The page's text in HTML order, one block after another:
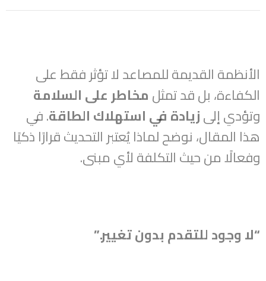
الأنظمة القديمة للمصاعد لا تؤثر فقط على
الكفاءة، بل قد تمثلمخاطر على السلامة
وتؤدي إلىزيادة في استهلاك الطاقة. في
هذا المقال، نوضح لماذا يُعتبر التحديث قرارًا ذكيًا
وفعالًا من حيث التكلفة لأي مبنى.
“لا وجود للتقدم بدون تغيير.”